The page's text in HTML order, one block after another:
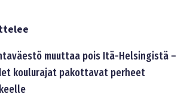
muuttaa pois Itä-Helsingistä –
koulurajat pakottavat perheet